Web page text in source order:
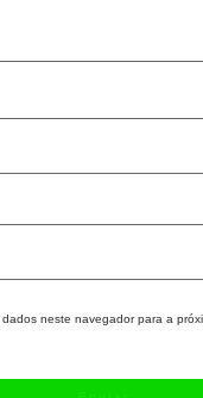
dados neste navegador para a